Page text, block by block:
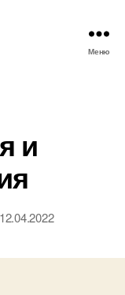
Меню
и
12.04.2022